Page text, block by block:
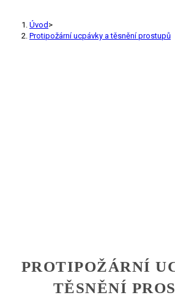
Úvod >
Protipožární ucpávky a těsnění prostupů
PROTIPOŽÁRNÍ
TĚSNĚNÍ